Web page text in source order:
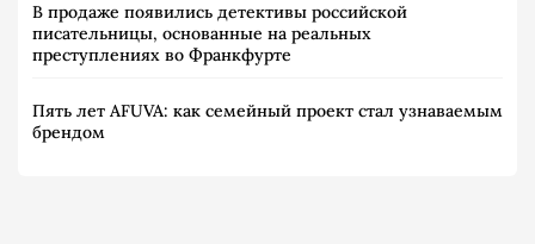
В продаже появились детективы российской
писательницы, основанные на реальных
преступлениях во Франкфурте
Пять лет AFUVA: как семейный проект стал узнаваемым
брендом